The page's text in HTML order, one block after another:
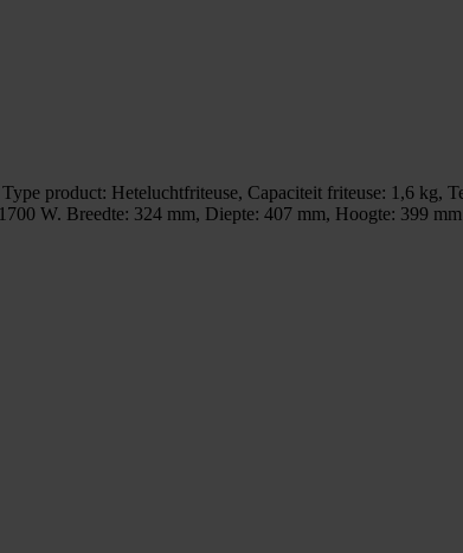
product: Heteluchtfriteuse, Capaciteit friteuse: 1,6 kg,
W. Breedte: 324 mm, Diepte: 407 mm, Hoogte: 399 mm